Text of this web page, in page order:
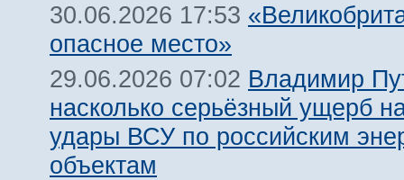
30.06.2026 17:53
опасное место»
29.06.2026 07:02 Владимир
насколько серьёзный ущерб
удары ВСУ по российским
объектам